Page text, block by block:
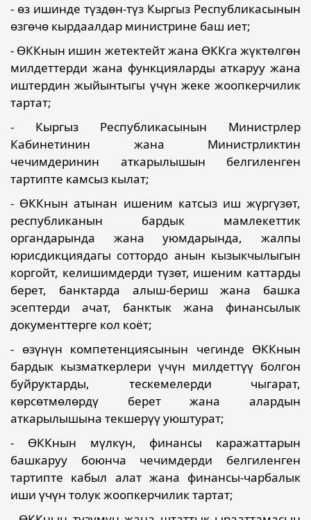
- өз ишинде түздөн-түз Кыргыз Республикасынын
өзгөчө кырдаалдар министрине баш иет;
- ӨККнын ишин жетектейт жана ӨККга жүктөлгөн
милдеттерди жана функцияларды аткаруу жана
иштердин жыйынтыгы үчүн жеке жоопкерчилик
тартат;
- Кыргыз Республикасынын Министрлер
Кабинетинин жана Министрликтин
чечимдеринин аткарылышын белгиленген
тартипте камсыз кылат;
- ӨККнын атынан ишеним катсыз иш жүргүзөт,
республиканын бардык мамлекеттик
органдарында жана уюмдарында, жалпы
юрисдикциядагы соттордо анын кызыкчылыгын
коргойт, келишимдерди түзөт, ишеним каттарды
берет, банктарда алыш-бериш жана башка
эсептерди ачат, банктык жана финансылык
документтерге кол коёт;
- өзүнүн компетенциясынын чегинде ӨККнын
бардык кызматкерлери үчүн милдеттүү болгон
буйруктарды, тескемелерди чыгарат,
көрсөтмөлөрдү берет жана алардын
аткарылышына текшерүү уюштурат;
- ӨККнын мүлкүн, финансы каражаттарын
башкаруу боюнча чечимдерди белгиленген
тартипте кабыл алат жана финансы-чарбалык
иши үчүн толук жоопкерчилик тартат;